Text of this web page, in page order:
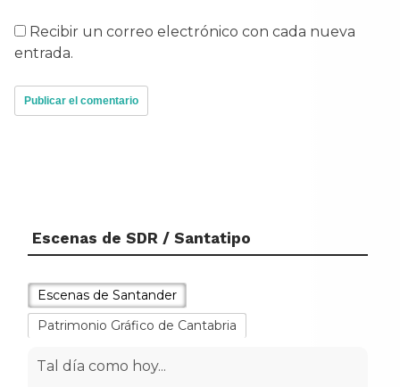
Recibir un correo electrónico con cada nueva
entrada.
Escenas de SDR / Santatipo
Escenas de Santander
Patrimonio Gráfico de Cantabria
Tal día como hoy...